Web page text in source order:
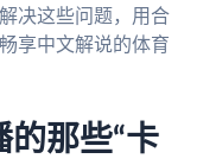
决这些问题，用合
享中文解说的体育
的那些“卡